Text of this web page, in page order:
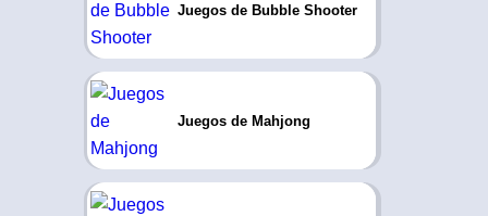
Juegos de Bubble Shooter
Juegos de Mahjong